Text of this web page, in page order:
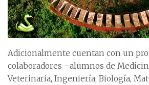
Adicionalmente cuentan con un
colaboradores –alumnos de
Veterinaria, Ingeniería, Biología,